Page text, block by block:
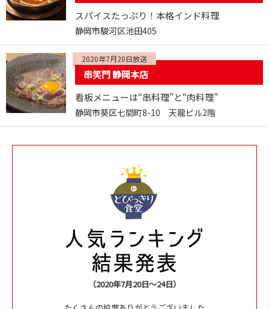
（2020年7月20日～24日）
スパイスたっぷり！本格インド料理
静岡市駿河区池田405
2020年7月20日放送
串笑門 静岡本店
看板メニューは“串料理”と“肉料理”
静岡市葵区七間町8-10 天龍ビル2階